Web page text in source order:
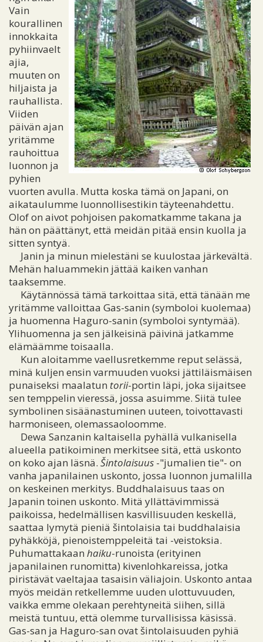
Vain
kourallinen
innokkaita
pyhiinvaelt
ajia,
muuten on
hiljaista ja
rauhallista.
Viiden
päivän ajan
yritämme
rauhoittua
luonnon ja
pyhien
vuorten avulla. Mutta koska tämä on Japani, on
aikataulumme luonnollisestikin täyteenahdettu.
Olof on aivot pohjoisen pakomatkamme takana ja
hän on päättänyt, että meidän pitää ensin kuolla ja
sitten syntyä.
Janin ja minun mielestäni se kuulostaa järkevältä.
Mehän haluammekin jättää kaiken vanhan
taaksemme.
Käytännössä tämä tarkoittaa sitä, että tänään me
yritämme valloittaa Gas-sanin (symboloi kuolemaa)
ja huomenna Haguro-sanin (symboloi syntymää).
Ylihuomenna ja sen jälkeisinä päivinä jatkamme
elämäämme toisaalla.
Kun aloitamme vaellusretkemme reput selässä,
minä kuljen ensin varmuuden vuoksi jättiläismäisen
punaiseksi maalatun torii-portin läpi, joka sijaitsee
sen temppelin vieressä, jossa asuimme. Siitä tulee
symbolinen sisäänastuminen uuteen, toivottavasti
harmoniseen, olemassaoloomme.
Dewa Sanzanin kaltaisella pyhällä vulkanisella
alueella patikoiminen merkitsee sitä, että uskonto
on koko ajan läsnä. Šintolaisuus -"jumalien tie"- on
vanha japanilainen uskonto, jossa luonnon jumalilla
on keskeinen merkitys. Buddhalaisuus taas on
Japanin toinen uskonto. Mitä yllättävimmissä
paikoissa, hedelmällisen kasvillisuuden keskellä,
saattaa lymytä pieniä šintolaisia tai buddhalaisia
pyhäkköjä, pienoistemppeleitä tai -veistoksia.
Puhumattakaan haiku-runoista (erityinen
japanilainen runomitta) kivenlohkareissa, jotka
piristävät vaeltajaa tasaisin väliajoin. Uskonto antaa
myös meidän retkellemme uuden ulottuvuuden,
vaikka emme olekaan perehtyneitä siihen, sillä
meistä tuntuu, että olemme turvallisissa käsissä.
Gas-san ja Haguro-san ovat šintolaisuuden pyhiä